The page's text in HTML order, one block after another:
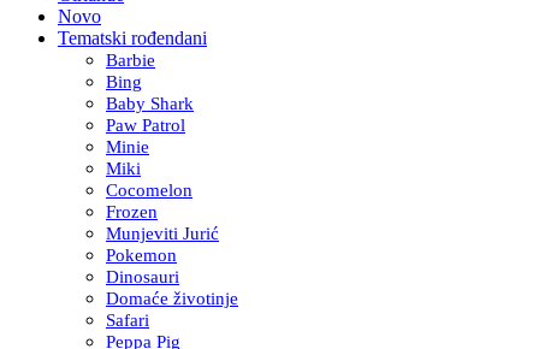
Novo
Tematski rođendani
Barbie
Bing
Baby Shark
Paw Patrol
Minie
Miki
Cocomelon
Frozen
Munjeviti Jurić
Pokemon
Dinosauri
Domaće životinje
Safari
Peppa Pig